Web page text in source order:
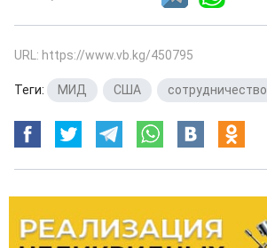
URL: https://www.vb.kg/450795
Теги: МИД США сотрудничество